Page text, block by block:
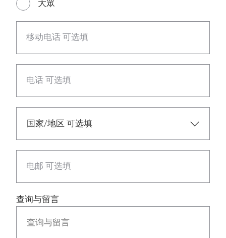
大眾
移动电话 可选填
电话 可选填
电邮 可选填
查询与留言